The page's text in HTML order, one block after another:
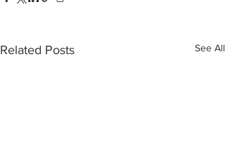
Related Posts See All